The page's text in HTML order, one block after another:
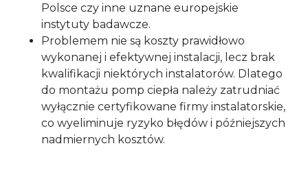
Polsce czy inne uznane europejskie
instytuty badawcze.
Problemem nie są koszty prawidłowo
wykonanej i efektywnej instalacji, lecz brak
kwalifikacji niektórych instalatorów. Dlatego
do montażu pomp ciepła należy zatrudniać
wyłącznie certyfikowane firmy instalatorskie,
co wyeliminuje ryzyko błędów i późniejszych
nadmiernych kosztów.